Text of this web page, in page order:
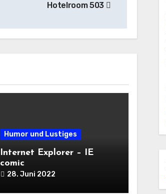
Hotelroom 503
Humor und Lustiges
Internet Explorer – IE
comic
28. Juni 2022